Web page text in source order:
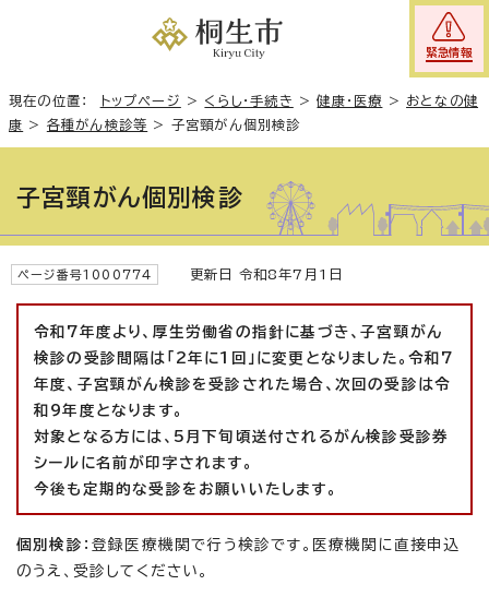
緊急情報
現在の位置： トップページ > くらし・手続き >健康・医療 > おとなの健
康 > 各種がん検診等 > 子宮頸がん個別検診
子宮頸がん個別検診
ページ番号1000774 更新日 令和8年7月1日
令和7年度より、厚生労働省の指針に基づき、子宮頸がん
検診の受診間隔は「2年に1回」に変更となりました。令和7
年度、子宮頸がん検診を受診された場合、次回の受診は令
和9年度となります。
対象となる方には、5月下旬頃送付されるがん検診受診券
シールに名前が印字されます。
今後も定期的な受診をお願いいたします。
個別検診 ：登録医療機関で行う検診です。医療機関に直接申込
のうえ、受診してください。